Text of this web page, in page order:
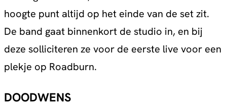
hoogte punt altijd op het einde van de set zit.
De band gaat binnenkort de studio in, en bij
deze solliciteren ze voor de eerste live voor een
plekje op Roadburn.
DOODWENS